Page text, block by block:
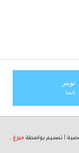
تويتر
تابعنا
| تصميم بواسطة ميرغ .